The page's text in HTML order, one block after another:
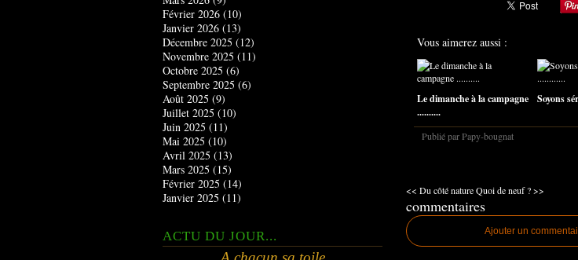
Février 2026 (10)
Janvier 2026 (13)
Décembre 2025 (12)
Novembre 2025 (11)
Octobre 2025 (6)
Septembre 2025 (6)
Août 2025 (9)
Juillet 2025 (10)
Juin 2025 (11)
Mai 2025 (10)
Avril 2025 (13)
Mars 2025 (15)
Février 2025 (14)
Janvier 2025 (11)
ACTU DU JOUR...
Vous aimerez aussi :
Le dimanche à la campagne
..........
Soyons
Publié par Papy-bougnat
<< Du côté natureQuoi de neuf ? >>
commentaires
Ajouter un